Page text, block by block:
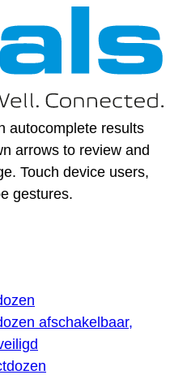
autocomplete results
arrows to review and
Touch device users,
gestures.
afschakelbaar,